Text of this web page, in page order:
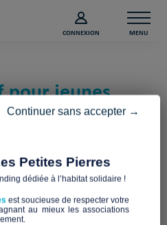
CONNEXION MENU
pour jeunes
(Isère)
Petites Pierres
dédiée à l’habitat solidaire !
est soucieuse de respecter votre
au mieux les associations
Continuer sans accepter →